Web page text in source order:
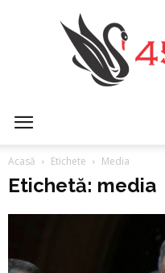
Acasă Etichete Media
Etichetă: media